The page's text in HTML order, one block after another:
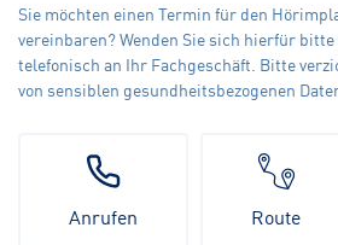
Sie möchten einen Termin für den
vereinbaren? Wenden Sie sich hierfür
telefonisch an Ihr Fachgeschäft. Bitte
von sensiblen gesundheitsbezogenen
Anrufen Route